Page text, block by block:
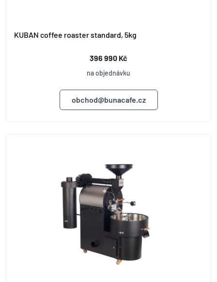
KUBAN coffee roaster standard, 5kg
396 990 Kč
na objednávku
obchod@bunacafe.cz